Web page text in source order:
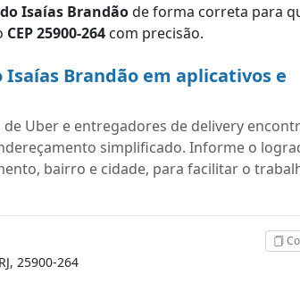
Isaías Brandãode forma correta para
CEP 25900-264 com precisão.
Brandão em aplicativos e
Uber e entregadores de delivery
simplificado. Informe o
bairro e cidade, para facilitar o
25900-264